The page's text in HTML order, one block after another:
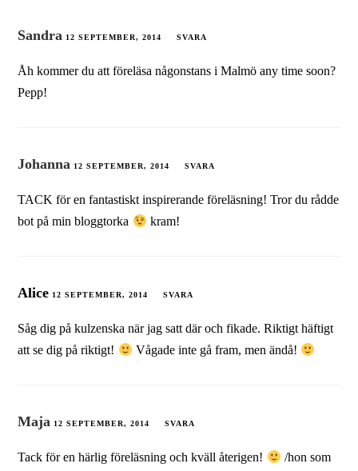
Sandra 12 SEPTEMBER, 2014 SVARA
Åh kommer du att föreläsa någonstans i Malmö any time soon?
Pepp!
Johanna 12 SEPTEMBER, 2014 SVARA
TACK för en fantastiskt inspirerande föreläsning! Tror du rådde
bot på min bloggtorka
kram!
Alice 12 SEPTEMBER, 2014 SVARA
Såg dig på kulzenska när jag satt där och fikade. Riktigt häftigt
att se dig på riktigt!
Vågade inte gå fram, men ändå!
Maja 12 SEPTEMBER, 2014 SVARA
Tack för en härlig föreläsning och kväll återigen!
/hon som